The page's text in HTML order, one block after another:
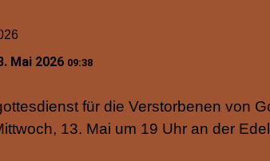
Mai 2026 09:38
für die Verstorbenen von
13. Mai um 19 Uhr an der